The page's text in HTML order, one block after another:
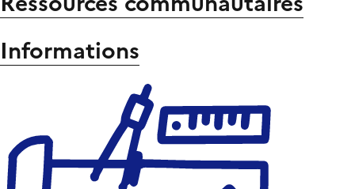
Informations